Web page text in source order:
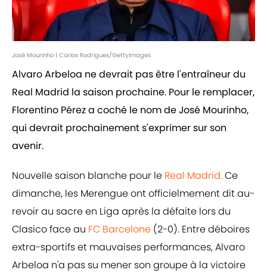
José Mourinho | Carlos Rodrigues/GettyImages
Alvaro Arbeloa ne devrait pas être l'entraîneur du
Real Madrid la saison prochaine. Pour le remplacer,
Florentino Pérez a coché le nom de José Mourinho,
qui devrait prochainement s'exprimer sur son
avenir.
Nouvelle saison blanche pour le Real Madrid.Ce
dimanche, les Merengue ont officielmement dit au-
revoir au sacre en Liga après la défaite lors du
Clasico face au FC Barcelone (2-0). Entre déboires
extra-sportifs et mauvaises performances, Alvaro
Arbeloa n'a pas su mener son groupe à la victoire